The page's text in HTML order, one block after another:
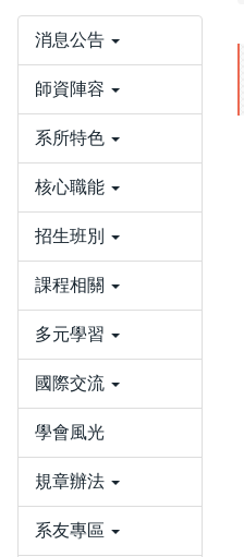
消息公告
師資陣容
系所特色
核心職能
招生班別
課程相關
多元學習
國際交流
學會風光
規章辦法
系友專區